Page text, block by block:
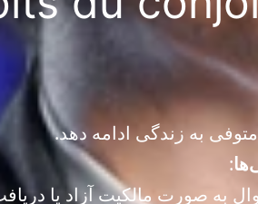
به زندگی ادامه دهد.
:
به صورت مالکیت آزاد یا